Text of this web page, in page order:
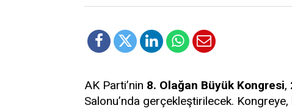
AK Parti’nin 8. Olağan Büyük Kongresi,
Salonu’nda gerçekleştirilecek. Kongreye,